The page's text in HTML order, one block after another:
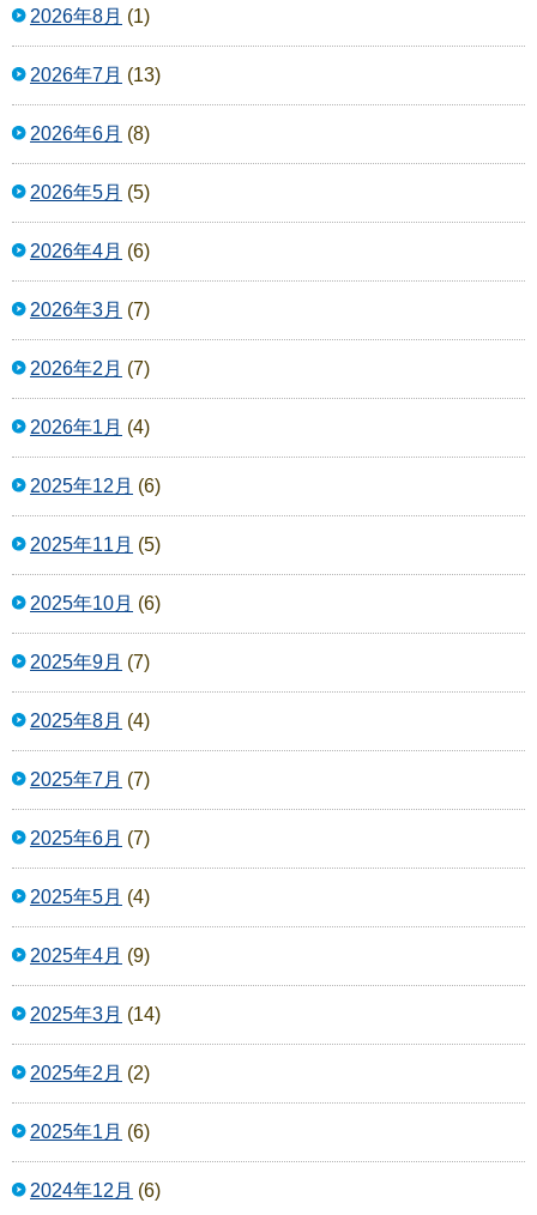
2026年8月 (1)
2026年7月 (13)
2026年6月 (8)
2026年5月 (5)
2026年4月 (6)
2026年3月 (7)
2026年2月 (7)
2026年1月 (4)
2025年12月 (6)
2025年11月 (5)
2025年10月 (6)
2025年9月 (7)
2025年8月 (4)
2025年7月 (7)
2025年6月 (7)
2025年5月 (4)
2025年4月 (9)
2025年3月 (14)
2025年2月 (2)
2025年1月 (6)
2024年12月 (6)